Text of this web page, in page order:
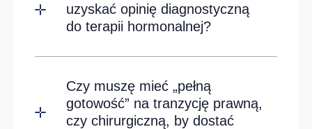
uzyskać opinię diagnostyczną
do terapii hormonalnej?
Czy muszę mieć „pełną
gotowość” na tranzycję prawną,
czy chirurgiczną, by dostać